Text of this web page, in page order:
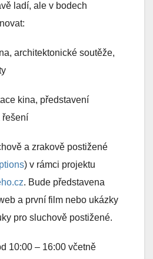
ladí, ale v bodech
architektonické soutěže,
kina, představení
řešení
a zrakově postižené
) v rámci projektu
. Bude představena
a první film nebo ukázky
pro sluchově postižené.
10:00 – 16:00 včetně